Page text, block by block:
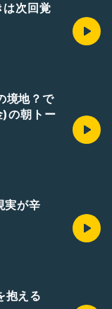
次回覚
地？で
の朝トー
が辛
える